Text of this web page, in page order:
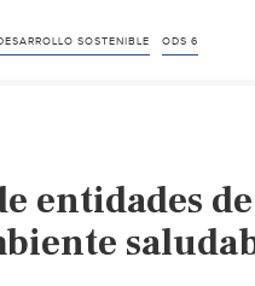
SOSTENIBLE ODS 6
entidades